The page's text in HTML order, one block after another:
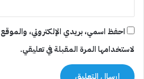
احفظ اسمي، بريدي الإلكتروني،
لاستخدامها المرة المقبلة في تعليقي.